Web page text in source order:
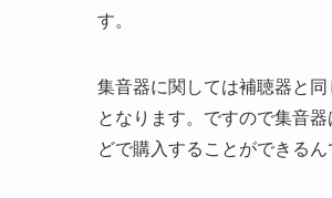
す。
集音器に関しては補聴器と
となります。ですので集音
どで購入することができるん